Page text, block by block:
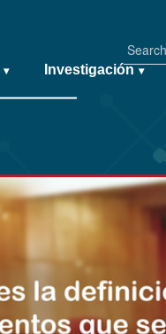
▾ Investigación ▾